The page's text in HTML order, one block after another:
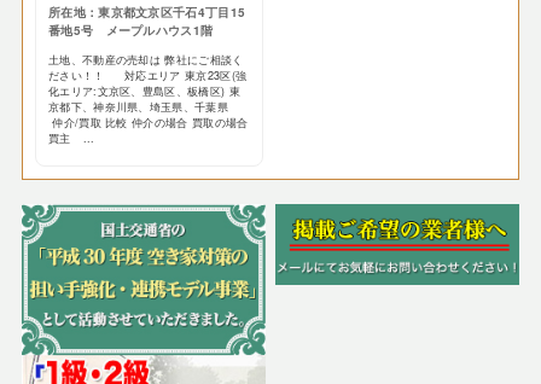
所在地：東京都文京区千石4丁目15
番地5号 メープルハウス1階
土地、不動産の売却は 弊社にご相談く
ださい！！ 対応エリア 東京23区(強
化エリア:文京区、豊島区、板橋区) 東
京都下、神奈川県、埼玉県、千葉県
仲介/買取 比較 仲介の場合 買取の場合
買主 ...